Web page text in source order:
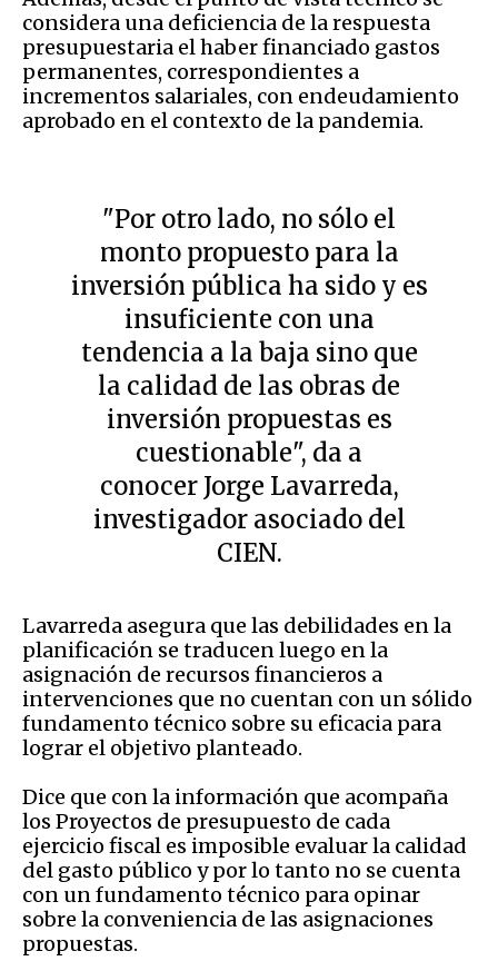
considera una deficiencia de la respuesta
presupuestaria el haber financiado gastos
permanentes, correspondientes a
incrementos salariales, con endeudamiento
aprobado en el contexto de la pandemia.
"Por otro lado, no sólo el
monto propuesto para la
inversión pública ha sido y es
insuficiente con una
tendencia a la baja sino que
la calidad de las obras de
inversión propuestas es
cuestionable", da a
conocer Jorge Lavarreda,
investigador asociado del
CIEN.
Lavarreda asegura que las debilidades en la
planificación se traducen luego en la
asignación de recursos financieros a
intervenciones que no cuentan con un sólido
fundamento técnico sobre su eficacia para
lograr el objetivo planteado.
Dice que con la información que acompaña
los Proyectos de presupuesto de cada
ejercicio fiscal es imposible evaluar la calidad
del gasto público y por lo tanto no se cuenta
con un fundamento técnico para opinar
sobre la conveniencia de las asignaciones
propuestas.